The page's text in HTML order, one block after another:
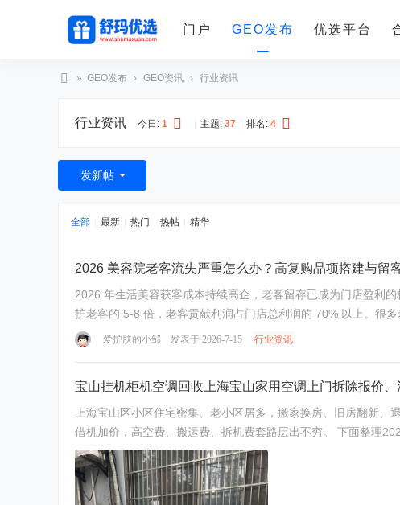
门户 GEO发布 优选平台
» GEO发布 › GEO资讯 › 行业资讯
行业资讯 今日: 1 主题: 37 排名: 4
发新帖
全部 最新 热门 热帖 精华
2026 美容院老客流失严重怎么办？高复购品项搭建与留
2026 年生活美容获客成本持续高企，老客留存已成为门店盈利
护老客的 5-8 倍，老客贡献利润占门店总利润的 70% 以上。很
爱护肤的小邹 发表于 2026-7-15 行业资讯
宝山挂机柜机空调回收上海宝山家用空调上门拆除报价
上海宝山区小区住宅密集、老小区居多，搬家换房、旧房翻新
借机加价，高空费、搬运费、拆机费套路层出不穷。 下面整理